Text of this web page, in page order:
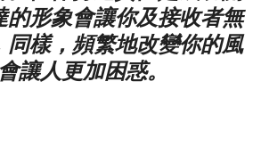
的形象會讓你及接收者無
同樣，頻繁地改變你的風
讓人更加困惑。